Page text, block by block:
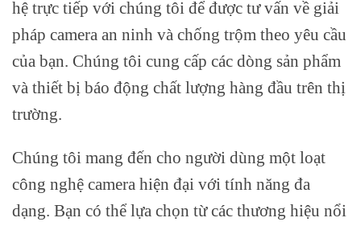
hệ trực tiếp với chúng tôi để được tư vấn về giải
pháp camera an ninh và chống trộm theo yêu cầu
của bạn. Chúng tôi cung cấp các dòng sản phẩm
và thiết bị báo động chất lượng hàng đầu trên thị
trường.
Chúng tôi mang đến cho người dùng một loạt
công nghệ camera hiện đại với tính năng đa
dạng. Bạn có thể lựa chọn từ các thương hiệu nổi